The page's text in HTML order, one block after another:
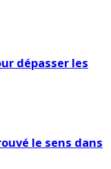
dépasser les
le sens dans